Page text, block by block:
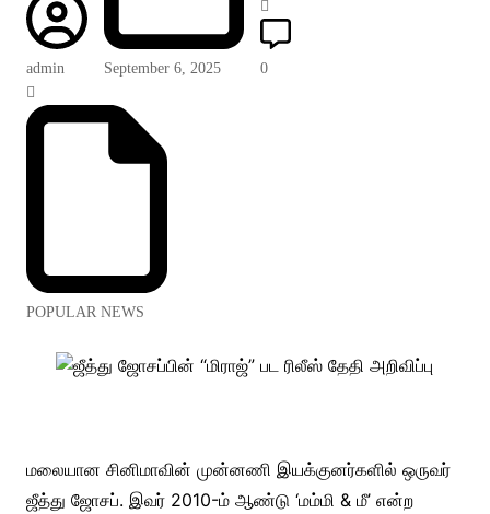
admin September 6, 2025 0
POPULAR NEWS
மலையான சினிமாவின் முன்னணி இயக்குனர்களில் ஒருவர்
ஜீத்து ஜோசப். இவர் 2010-ம் ஆண்டு ‘மம்மி & மீ’ என்ற